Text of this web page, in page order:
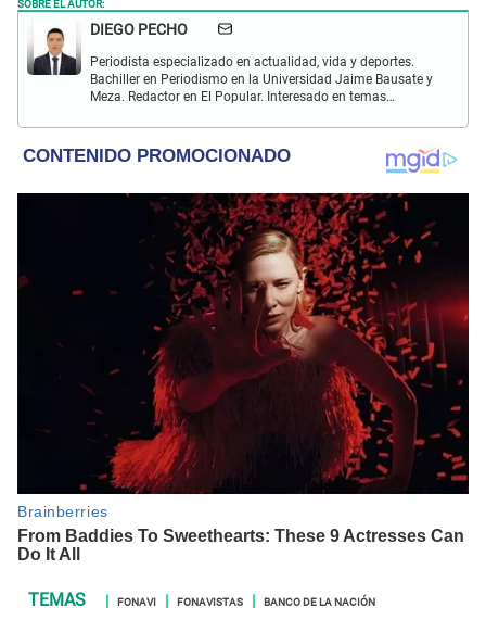
DIEGO PECHO
Periodista especializado en actualidad, vida y deportes.
Bachiller en Periodismo en la Universidad Jaime Bausate y
Meza. Redactor en El Popular. Interesado en temas
internacional, trucos caseros y educación.
FONAVI FONAVISTAS BANCO DE LA NACIÓN